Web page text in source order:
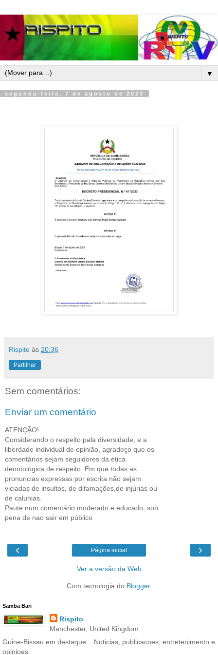
▼
segunda-feira, 7 de agosto de 2023
Rispito às 20:36
Partilhar
Sem comentários:
Enviar um comentário
ATENÇÃO!
Considerando o respeito pala diversidade, e a
liberdade individual de opinião, agradeço que os
comentários sejam seguidores da ética
deontológica de respeito. Em que todas as
pronuncias expressas por escrita não sejam
viciadas de insultos, de difamações,de injúrias ou
de calunias.
Paute num comentário moderado e educado, sob
pena de nao sair em público
‹ ›
Página inicial
Ver a versão da Web
Com tecnologia do Blogger.
Samba Bari
Rispito
Manchester, United Kingdom
Guine-Bissau em destaque... Noticias, publicacoes, entretenimento e
opinioes